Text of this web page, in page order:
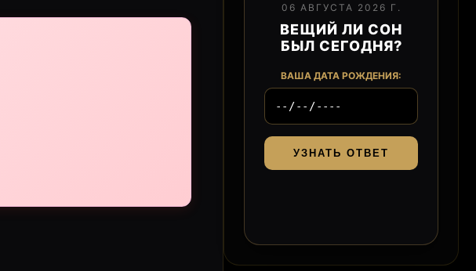
06 АВГУСТА 2026 Г.
ВЕЩИЙ ЛИ СОН
БЫЛ СЕГОДНЯ?
ВАША ДАТА РОЖДЕНИЯ:
УЗНАТЬ ОТВЕТ